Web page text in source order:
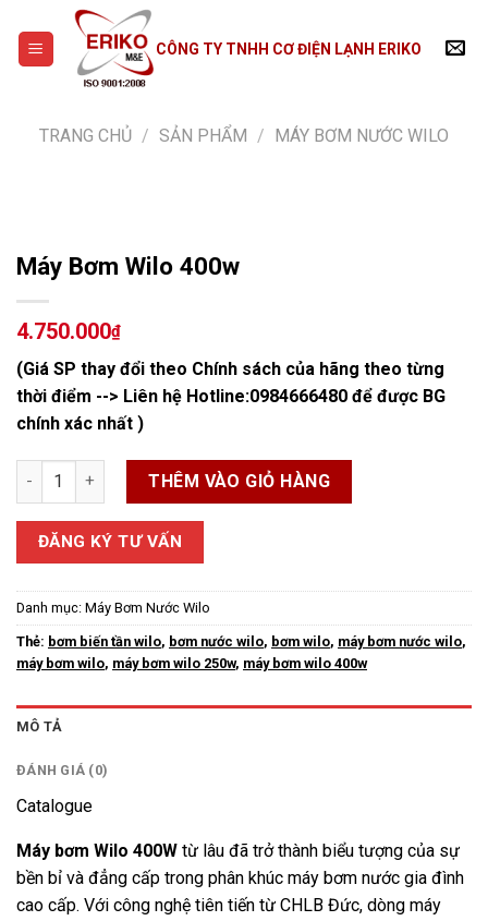
content
CÔNG TY TNHH CƠ ĐIỆN LẠNH ERIKO
TRANG CHỦ / SẢN PHẨM / MÁY BƠM NƯỚC WILO
Máy Bơm Wilo 400w
4.750.000₫
(Giá SP thay đổi theo Chính sách của hãng theo từng
thời điểm --> Liên hệ Hotline:0984666480 để được BG
chính xác nhất )
Máy Bơm Wilo 400w số lượngTHÊM VÀO GIỎ HÀNG
ĐĂNG KÝ TƯ VẤN
Danh mục: Máy Bơm Nước Wilo
Thẻ: bơm biến tần wilo, bơm nước wilo, bơm wilo, máy bơm nước wilo,
máy bơm wilo, máy bơm wilo 250w, máy bơm wilo 400w
MÔ TẢ
ĐÁNH GIÁ (0)
Catalogue
Máy bơm Wilo 400W từ lâu đã trở thành biểu tượng của sự
bền bỉ và đẳng cấp trong phân khúc máy bơm nước gia đình
cao cấp. Với công nghệ tiên tiến từ CHLB Đức, dòng máy